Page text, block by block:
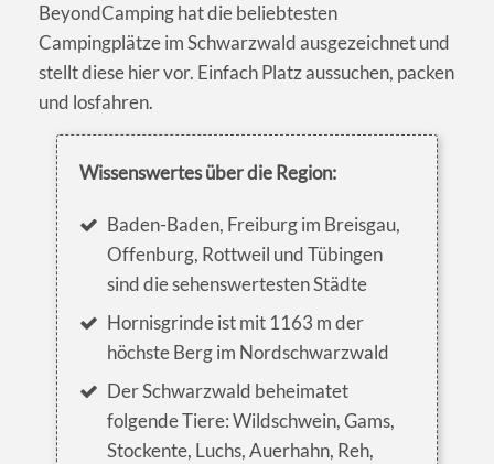
BeyondCamping hat die beliebtesten
Campingplätze im Schwarzwald ausgezeichnet und
stellt diese hier vor. Einfach Platz aussuchen, packen
und losfahren.
Wissenswertes über die Region:
Baden-Baden, Freiburg im Breisgau,
Offenburg, Rottweil und Tübingen
sind die sehenswertesten Städte
Hornisgrinde ist mit 1163 m der
höchste Berg im Nordschwarzwald
Der Schwarzwald beheimatet
folgende Tiere: Wildschwein, Gams,
Stockente, Luchs, Auerhahn, Reh,